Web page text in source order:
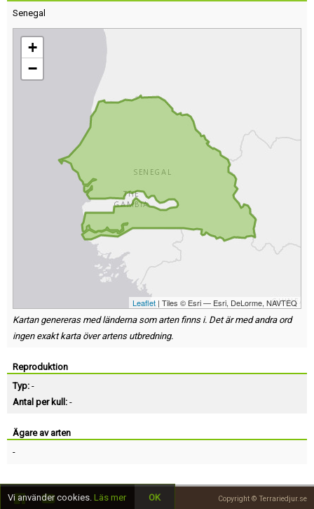
Senegal
+
−
Leaflet | Tiles © Esri — Esri, DeLorme, NAVTEQ
Kartan genereras med länderna som arten finns i. Det är med andra ord
ingen exakt karta över artens utbredning.
Reproduktion
Typ: -
Antal per kull: -
Ägare av arten
-
Copyright © Terrariedjur.se
Vi använder cookies. Läs mer OK